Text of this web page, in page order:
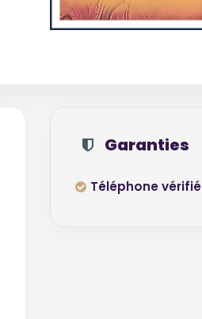
Garanties
Téléphone vérifié